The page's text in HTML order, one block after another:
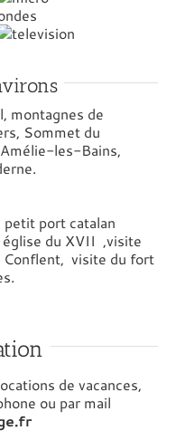
montagnes de
Sommet du
Amélie-les-Bains,
port catalan
du XVII ,visite
Conflent, visite du fort
de vacances,
ou par mail